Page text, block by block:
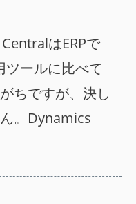
はERPで
ツールに比べて
ちですが、決し
。Dynamics